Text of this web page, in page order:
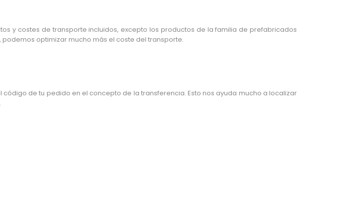
y costes de transporte incluidos, excepto los productos de la familia de prefabricados
optimizar mucho más el coste del transporte.
de tu pedido en el concepto de la transferencia. Esto nos ayuda mucho a localizar